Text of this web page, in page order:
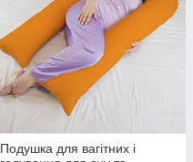
Подушка для вагітних і